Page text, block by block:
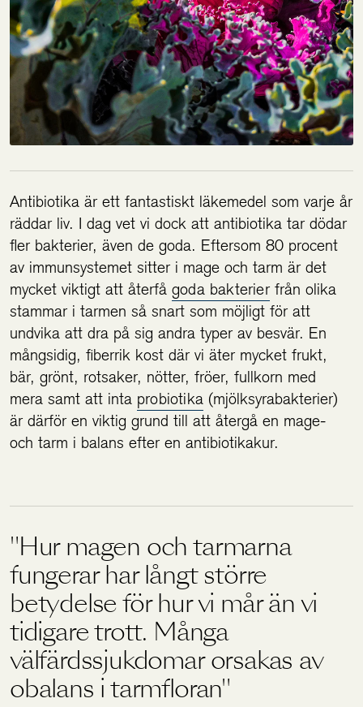
Antibiotika är ett fantastiskt läkemedel som varje år
räddar liv. I dag vet vi dock att antibiotika tar dödar
fler bakterier, även de goda. Eftersom 80 procent
av immunsystemet sitter i mage och tarm är det
mycket viktigt att återfå goda bakterierfrån olika
stammar i tarmen så snart som möjligt för att
undvika att dra på sig andra typer av besvär. En
mångsidig, fiberrik kost där vi äter mycket frukt,
bär, grönt, rotsaker, nötter, fröer, fullkorn med
mera samt att inta probiotika (mjölksyrabakterier)
är därför en viktig grund till att återgå en mage-
och tarm i balans efter en antibiotikakur.
Hur magen och tarmarna
fungerar har långt större
betydelse för hur vi mår än vi
tidigare trott. Många
välfärdssjukdomar orsakas av
obalans i tarmfloran